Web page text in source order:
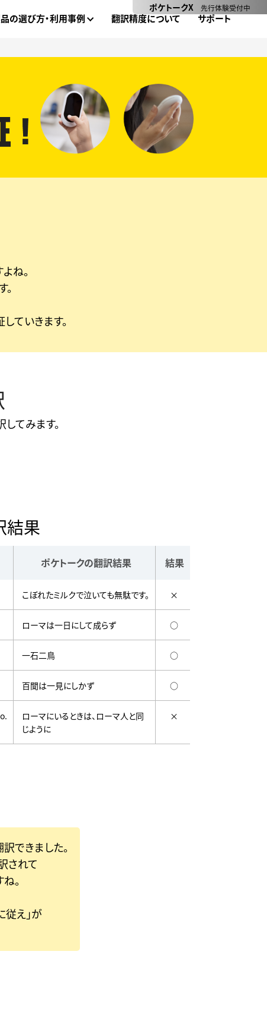
の選び方・利用事例 翻訳精度について サポート
ポケトークX 先行体験受付中
ね。
ていきます。
てみます。
結果
ポケトークの翻訳結果 結果
こぼれたミルクで泣いても無駄です。 ×
ローマは一日にして成らず ○
一石二鳥 ○
百聞は一見にしかず ○
ローマにいるときは、ローマ人と同
じように
×
できました。
されて
。
え」が